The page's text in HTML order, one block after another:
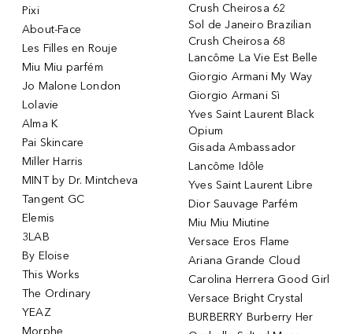
Pixi
About-Face
Les Filles en Rouje
Miu Miu parfém
Jo Malone London
Lolavie
Alma K
Pai Skincare
Miller Harris
MINT by Dr. Mintcheva
Tangent GC
Elemis
3LAB
By Eloise
This Works
The Ordinary
YEAZ
Morphe
Crush Cheirosa 62
Sol de Janeiro Brazilian
Crush Cheirosa 68
Lancôme La Vie Est Belle
Giorgio Armani My Way
Giorgio Armani Sì
Yves Saint Laurent Black
Opium
Gisada Ambassador
Lancôme Idôle
Yves Saint Laurent Libre
Dior Sauvage Parfém
Miu Miu Miutine
Versace Eros Flame
Ariana Grande Cloud
Carolina Herrera Good Girl
Versace Bright Crystal
BURBERRY Burberry Her